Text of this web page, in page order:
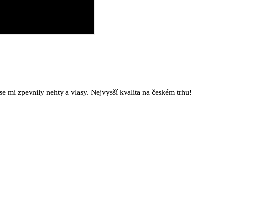
mi zpevnily nehty a vlasy. Nejvysší kvalita na českém trhu!